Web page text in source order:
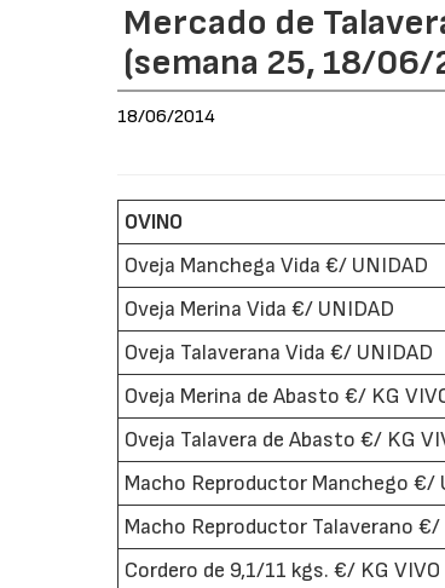
Mercado de
(semana 25, 18/06/
18/06/2014
OVINO
Oveja Manchega Vida €/ UNIDAD
Oveja Merina Vida €/ UNIDAD
Oveja Talaverana Vida €/ UNIDAD
Oveja Merina de Abasto €/ KG
Oveja Talavera de Abasto €/ KG
Macho Reproductor Manchego €/
Macho Reproductor Talaverano €/
Cordero de 9,1/11 kgs. €/ KG VIVO